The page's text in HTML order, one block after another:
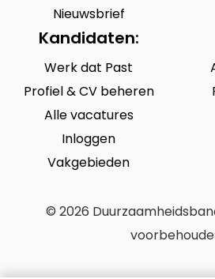
Nieuwsbrief
Kandidaten:
Werk dat Past
Profiel & CV beheren
Alle vacatures
Inloggen
Vakgebieden
© 2026